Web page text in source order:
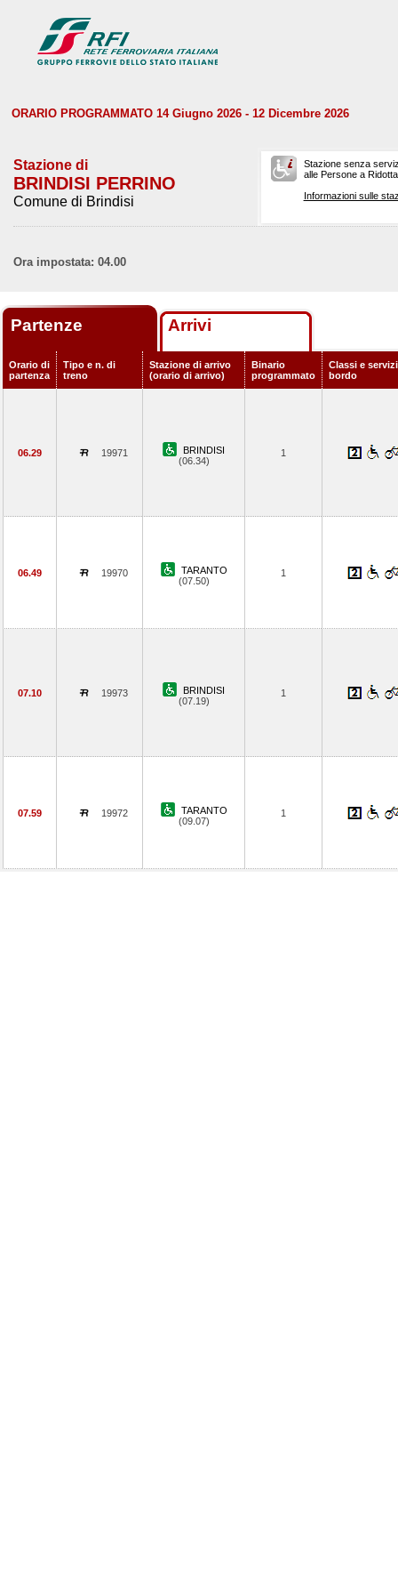
ORARIO PROGRAMMATO 14 Giugno 2026 - 12 Dicembre 2026
Stazione di
BRINDISI PERRINO
Comune di Brindisi
Stazione senza
alle Persone a
Informazioni sulle
Ora impostata: 04.00
Partenze Arrivi
Orario di
partenza
Tipo e n. di
treno
Stazione di arrivo
(orario di arrivo)
Binario
programmato
Classi e
bordo
06.29 19971
BRINDISI
(06.34)
1
06.49 19970
TARANTO
(07.50)
1
07.10 19973
BRINDISI
(07.19)
1
07.59 19972
TARANTO
(09.07)
1